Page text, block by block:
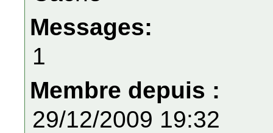
Messages:
1
Membre depuis :
29/12/2009 19:32